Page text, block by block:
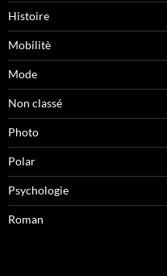
Histoire
Mobilitè
Mode
Non classé
Photo
Polar
Psychologie
Roman